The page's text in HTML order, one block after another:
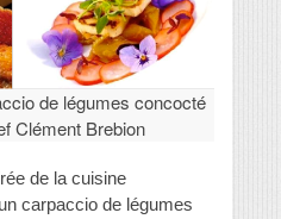
de légumes concocté
Clément Brebion
de la cuisine
carpaccio de légumes